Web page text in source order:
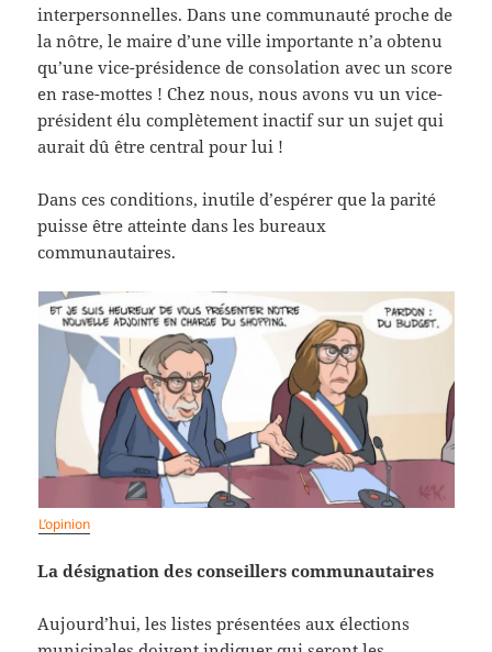
interpersonnelles. Dans une communauté proche de
la nôtre, le maire d’une ville importante n’a obtenu
qu’une vice-présidence de consolation avec un score
en rase-mottes ! Chez nous, nous avons vu un vice-
président élu complètement inactif sur un sujet qui
aurait dû être central pour lui !
Dans ces conditions, inutile d’espérer que la parité
puisse être atteinte dans les bureaux
communautaires.
L’opinion
La désignation des conseillers communautaires
Aujourd’hui, les listes présentées aux élections